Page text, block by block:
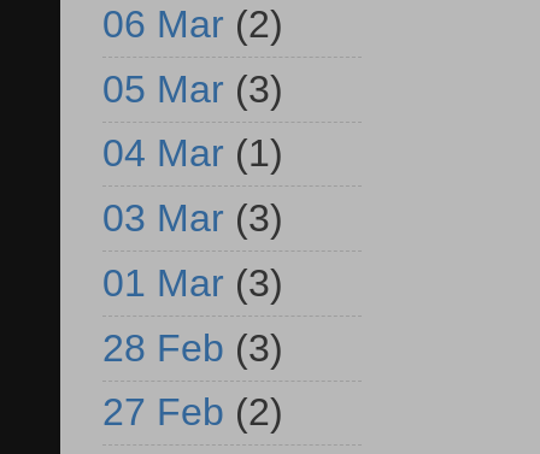
06 Mar (2)
05 Mar (3)
04 Mar (1)
03 Mar (3)
01 Mar (3)
28 Feb (3)
27 Feb (2)